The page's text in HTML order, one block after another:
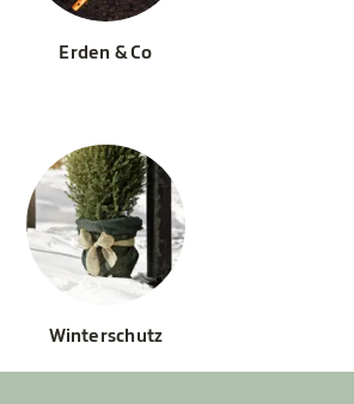
Erden & Co
Winterschutz